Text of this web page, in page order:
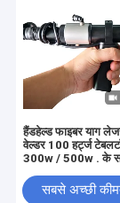
हैंडहेल्ड फाइबर याग
वेल्डर 100 हर्ट्ज
300w / 500w . के
सबसे अच्छी